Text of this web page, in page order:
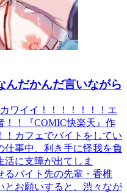
んだかんだ言いながら
ワイイ！！！！！！！エ
！！『COMIC快楽天』作
！カフェでバイトをしてい
仕事中、利き手に怪我を負
活に支障が出てしま
バイト先の先輩・香椎
とお願いすると、渋々なが